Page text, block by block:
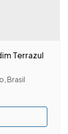
Terrazul
Brasil